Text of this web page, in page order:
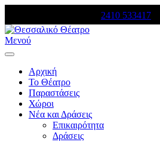
2410 533417
Μενού
Αρχική
Το Θέατρο
Παραστάσεις
Χώροι
Νέα και Δράσεις
Επικαιρότητα
Δράσεις